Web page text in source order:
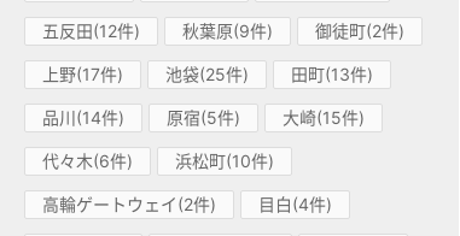
五反田(12件) 秋葉原(9件) 御徒町(2件)
上野(17件) 池袋(25件) 田町(13件)
品川(14件) 原宿(5件) 大崎(15件)
代々木(6件) 浜松町(10件)
高輪ゲートウェイ(2件) 目白(4件)